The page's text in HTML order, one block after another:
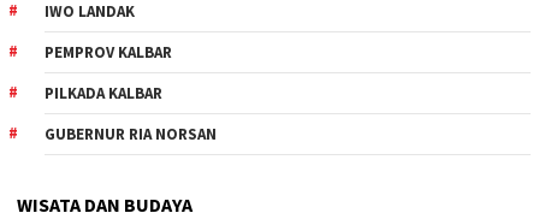
IWO LANDAK
PEMPROV KALBAR
PILKADA KALBAR
GUBERNUR RIA NORSAN
WISATA DAN BUDAYA